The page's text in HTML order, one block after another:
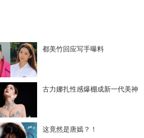
都美竹回应写手曝料
古力娜扎性感爆棚成新一代美神
这竟然是唐嫣？！